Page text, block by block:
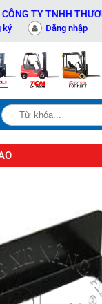
TY TNHH
ký Đăng nhập